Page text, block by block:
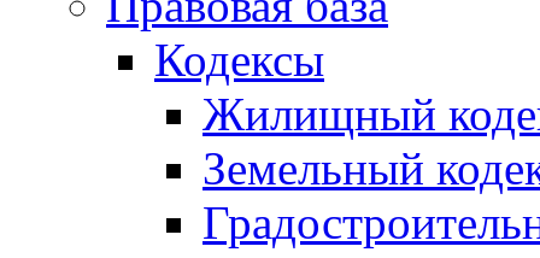
Кодексы
Жилищный
Земельный